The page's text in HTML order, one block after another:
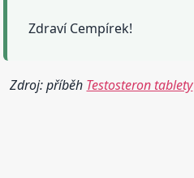
Zdraví Cempírek!
Zdroj: příběh Testosteron tablety